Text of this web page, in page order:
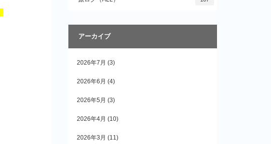
アーカイブ
2026年7月 (3)
2026年6月 (4)
2026年5月 (3)
2026年4月 (10)
2026年3月 (11)